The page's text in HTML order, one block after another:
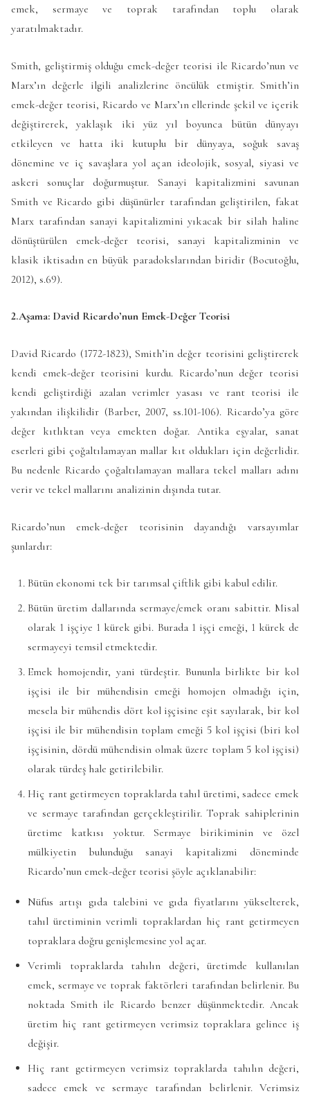
emek, sermaye ve toprak tarafından toplu olarak
yaratılmaktadır.
Smith, geliştirmiş olduğu emek-değer teorisi ile Ricardo’nun ve
Marx’ın değerle ilgili analizlerine öncülük etmiştir. Smith’in
emek-değer teorisi, Ricardo ve Marx’ın ellerinde şekil ve içerik
değiştirerek, yaklaşık iki yüz yıl boyunca bütün dünyayı
etkileyen ve hatta iki kutuplu bir dünyaya, soğuk savaş
dönemine ve iç savaşlara yol açan ideolojik, sosyal, siyasi ve
askeri sonuçlar doğurmuştur. Sanayi kapitalizmini savunan
Smith ve Ricardo gibi düşünürler tarafından geliştirilen, fakat
Marx tarafından sanayi kapitalizmini yıkacak bir silah haline
dönüştürülen emek-değer teorisi, sanayi kapitalizminin ve
klasik iktisadın en büyük paradokslarından biridir (Bocutoğlu,
2012), s.69).
2.Aşama: David Ricardo’nun Emek-Değer Teorisi
David Ricardo (1772-1823), Smith’in değer teorisini geliştirerek
kendi emek-değer teorisini kurdu. Ricardo’nun değer teorisi
kendi geliştirdiği azalan verimler yasası ve rant teorisi ile
yakından ilişkilidir (Barber, 2007, ss.101-106). Ricardo’ya göre
değer kıtlıktan veya emekten doğar. Antika eşyalar, sanat
eserleri gibi çoğaltılamayan mallar kıt oldukları için değerlidir.
Bu nedenle Ricardo çoğaltılamayan mallara tekel malları adını
verir ve tekel mallarını analizinin dışında tutar.
Ricardo’nun emek-değer teorisinin dayandığı varsayımlar
şunlardır:
Bütün ekonomi tek bir tarımsal çiftlik gibi kabul edilir.
Bütün üretim dallarında sermaye/emek oranı sabittir. Misal
olarak 1 işçiye 1 kürek gibi. Burada 1 işçi emeği, 1 kürek de
sermayeyi temsil etmektedir.
Emek homojendir, yani türdeştir. Bununla birlikte bir kol
işçisi ile bir mühendisin emeği homojen olmadığı için,
mesela bir mühendis dört kol işçisine eşit sayılarak, bir kol
işçisi ile bir mühendisin toplam emeği 5 kol işçisi (biri kol
işçisinin, dördü mühendisin olmak üzere toplam 5 kol işçisi)
olarak türdeş hale getirilebilir.
Hiç rant getirmeyen topraklarda tahıl üretimi, sadece emek
ve sermaye tarafından gerçekleştirilir. Toprak sahiplerinin
üretime katkısı yoktur. Sermaye birikiminin ve özel
mülkiyetin bulunduğu sanayi kapitalizmi döneminde
Ricardo’nun emek-değer teorisi şöyle açıklanabilir:
Nüfus artışı gıda talebini ve gıda fiyatlarını yükselterek,
tahıl üretiminin verimli topraklardan hiç rant getirmeyen
topraklara doğru genişlemesine yol açar.
Verimli topraklarda tahılın değeri, üretimde kullanılan
emek, sermaye ve toprak faktörleri tarafından belirlenir. Bu
noktada Smith ile Ricardo benzer düşünmektedir. Ancak
üretim hiç rant getirmeyen verimsiz topraklara gelince iş
değişir.
Hiç rant getirmeyen verimsiz topraklarda tahılın değeri,
sadece emek ve sermaye tarafından belirlenir. Verimsiz